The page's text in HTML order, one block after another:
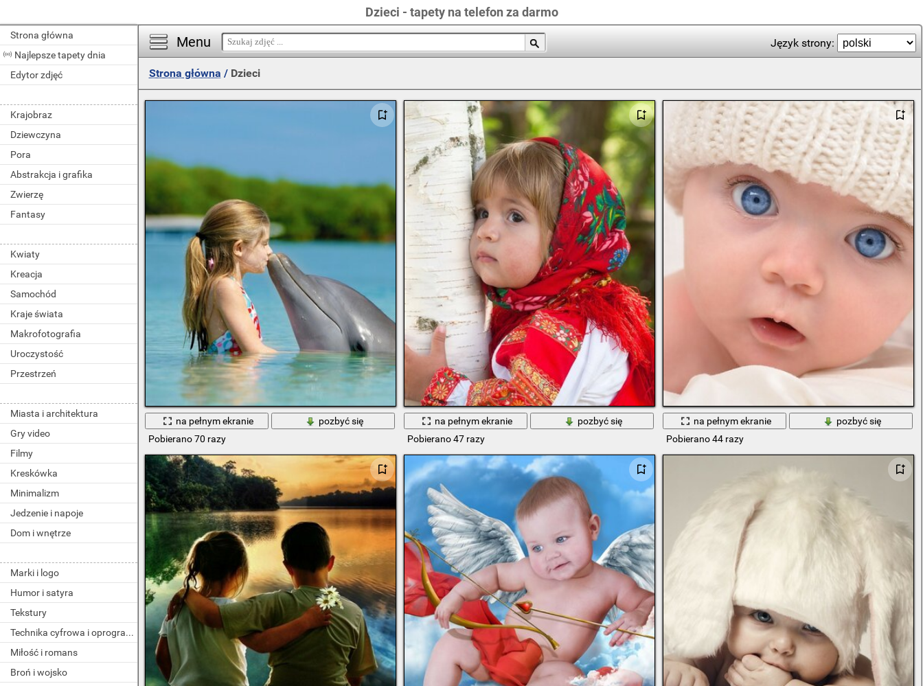
Dzieci - tapety na telefon za darmo
Strona główna
Najlepsze tapety dnia
Edytor zdjęć
Krajobraz
Dziewczyna
Pora
Abstrakcja i grafika
Zwierzę
Fantasy
Kwiaty
Kreacja
Samochód
Kraje świata
Makrofotografia
Uroczystość
Przestrzeń
Miasta i architektura
Gry video
Filmy
Kreskówka
Minimalizm
Jedzenie i napoje
Dom i wnętrze
Marki i logo
Humor i satyra
Tekstury
Technika cyfrowa i oprogramowanie
Miłość i romans
Broń i wojsko
Menu Język strony:
Strona główna / Dzieci
na pełnym ekranie
pozbyć się
Pobierano 70 razy
na pełnym ekranie
pozbyć się
Pobierano 47 razy
na pełnym ekranie
pozbyć się
Pobierano 44 razy